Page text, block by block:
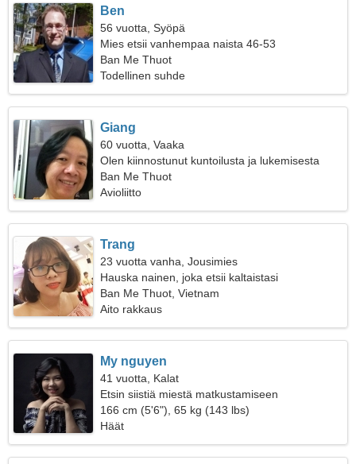
Ben
56 vuotta, Syöpä
Mies etsii vanhempaa naista 46-53
Ban Me Thuot
Todellinen suhde
Giang
60 vuotta, Vaaka
Olen kiinnostunut kuntoilusta ja lukemisesta
Ban Me Thuot
Avioliitto
Trang
23 vuotta vanha, Jousimies
Hauska nainen, joka etsii kaltaistasi
Ban Me Thuot, Vietnam
Aito rakkaus
My nguyen
41 vuotta, Kalat
Etsin siistiä miestä matkustamiseen
166 cm (5'6"), 65 kg (143 lbs)
Häät